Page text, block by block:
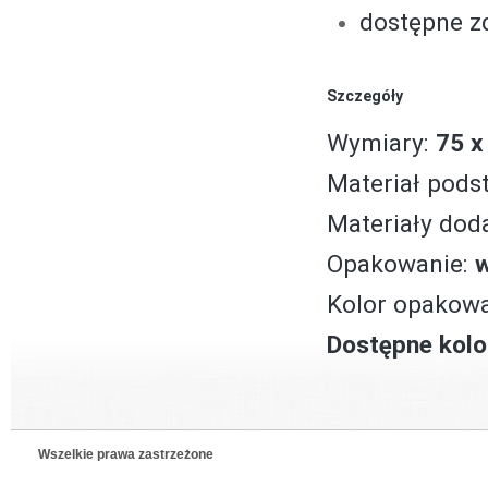
dostępne
Szczegóły
Wymiary: 75
Materiał
Materiały
Opakowanie:
Kolor
Dostępne
Wszelkie prawa zastrzeżone